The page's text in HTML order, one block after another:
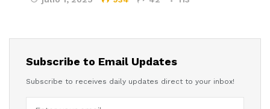
Subscribe to Email Updates
Subscribe to receives daily updates direct to your inbox!